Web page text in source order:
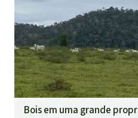
Bois em uma grande